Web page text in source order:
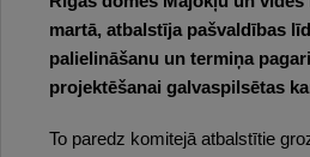
martā, atbalstīja pašvaldības
palielināšanu un termiņa
projektēšanai galvaspilsētas
To paredz komitejā atbalstītie